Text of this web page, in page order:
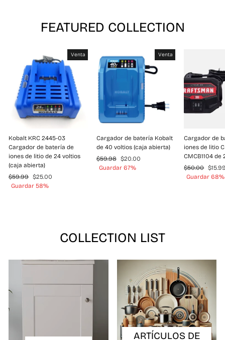
FEATURED COLLECTION
Venta
Kobalt KRC 2445-03
Cargador de batería de
iones de litio de 24 voltios
(caja abierta)
Precio
habitual
$59.99 Precio
de
$25.00
Guardar 58%
Venta
Cargador de batería Kobalt
de 40 voltios (caja abierta)
Precio
habitual
$59.98 Precio
de
$20.00
Guardar 67%
Cargador de
iones de litio
CMCB1104 de
Precio
habitual
$50.00
de
Guardar 68%
COLLECTION LIST
ARTÍCULOS DE